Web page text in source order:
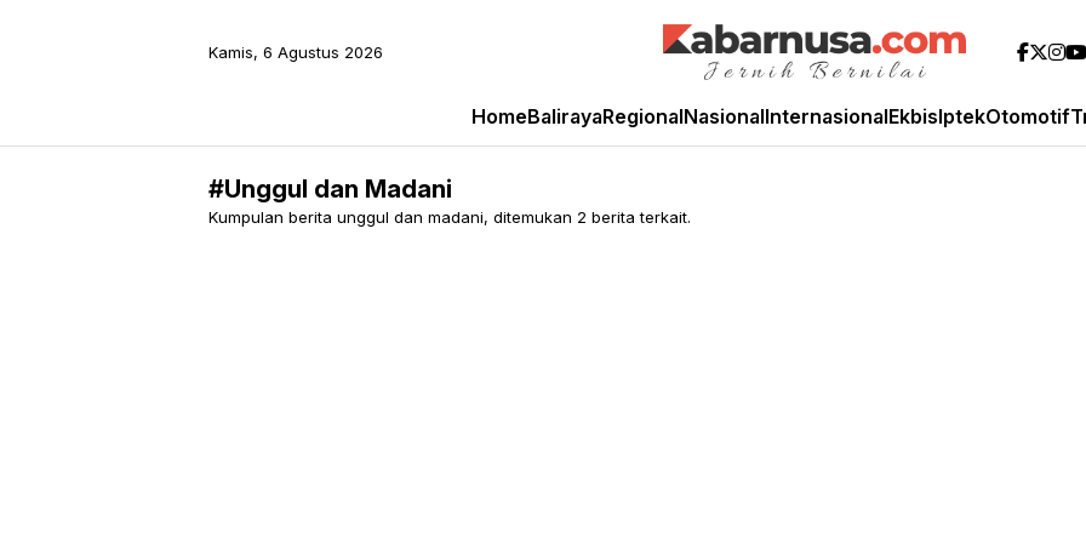
Kamis, 6 Agustus 2026
HomeBalirayaRegionalNasionalInternasionalEkbisIptekOtomotif
#Unggul dan Madani
Kumpulan berita unggul dan madani, ditemukan 2 berita terkait.